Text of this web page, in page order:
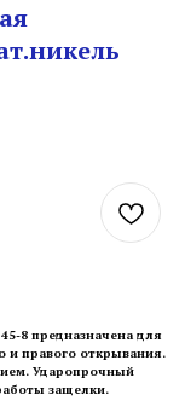
8 предназначена для
и правого открывания.
Ударопрочный
защелки.